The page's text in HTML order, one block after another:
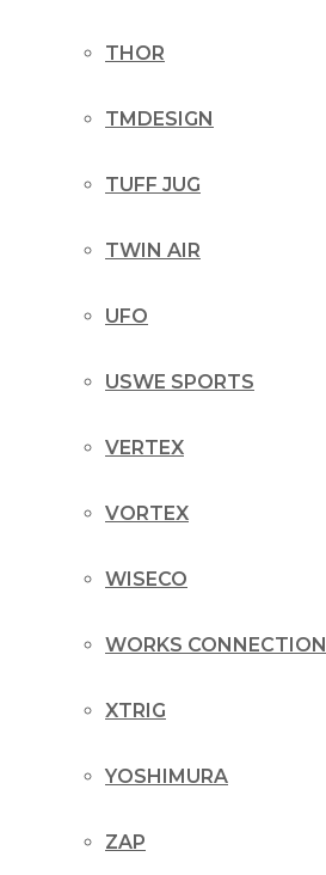
THOR
TMDESIGN
TUFF JUG
TWIN AIR
UFO
USWE SPORTS
VERTEX
VORTEX
WISECO
WORKS CONNECTION
XTRIG
YOSHIMURA
ZAP